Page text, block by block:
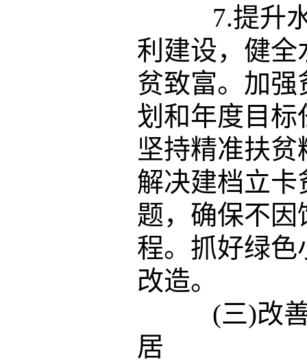
7.提升水
利建设，健
贫致富。加
划和年度目
坚持精准扶
解决建档立
题，确保不
程。抓好绿
改造。
(三)改善
居